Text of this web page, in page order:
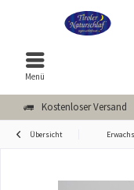
Kostenloser Versand
Menü
Übersicht